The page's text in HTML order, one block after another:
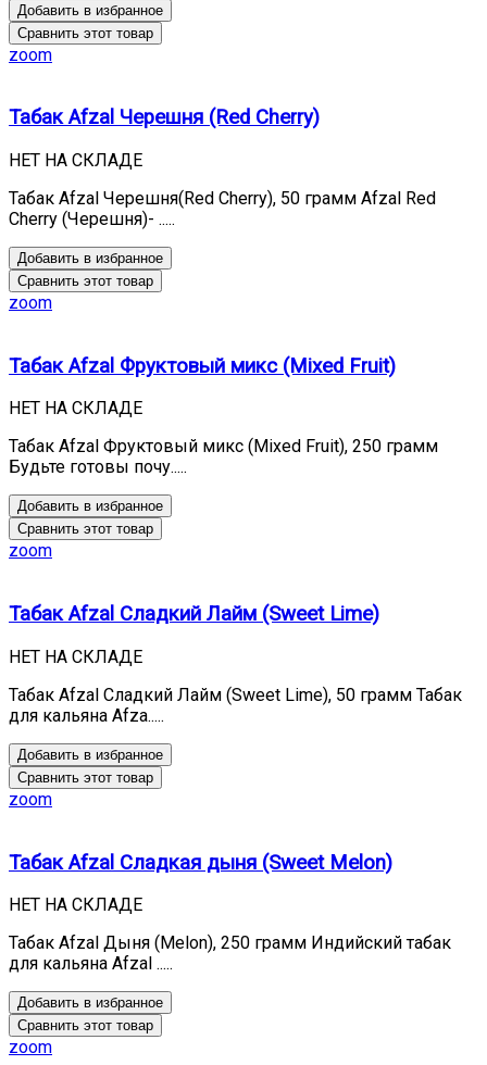
Добавить в избранное
Сравнить этот товар
zoom
Табак Afzal Черешня (Red Cherry)
НЕТ НА СКЛАДЕ
Табак Afzal Черешня(Red Cherry), 50 грамм Afzal Red
Cherry (Черешня)- .....
Добавить в избранное
Сравнить этот товар
zoom
Табак Afzal Фруктовый микс (Mixed Fruit)
НЕТ НА СКЛАДЕ
Табак Afzal Фруктовый микс (Mixed Fruit), 250 грамм
Будьте готовы почу.....
Добавить в избранное
Сравнить этот товар
zoom
Табак Afzal Сладкий Лайм (Sweet Lime)
НЕТ НА СКЛАДЕ
Табак Afzal Сладкий Лайм (Sweet Lime), 50 грамм Табак
для кальяна Afza.....
Добавить в избранное
Сравнить этот товар
zoom
Табак Afzal Сладкая дыня (Sweet Melon)
НЕТ НА СКЛАДЕ
Табак Afzal Дыня (Melon), 250 грамм Индийский табак
для кальяна Afzal .....
Добавить в избранное
Сравнить этот товар
zoom